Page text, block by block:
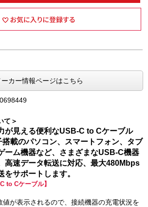
ーカー情報ページはこちら
て＞
が見える便利なUSB-C to Cケーブル
載のパソコン、スマートフォン、タブ
ーム機器など、さまざまなUSB-C機器
高速データ転送に対応、最大480Mbps
サポートします。
to Cケーブル】
値が表示されるので、接続機器の充電状況を